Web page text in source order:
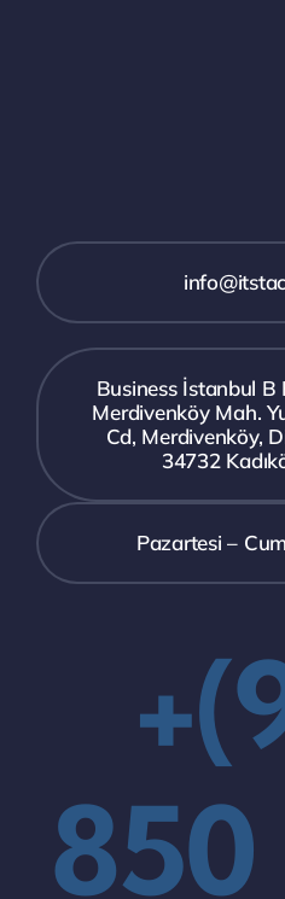
Business İstanbul
Merdivenköy Mah.
Cd, Merdivenköy,
34732
Pazartesi –